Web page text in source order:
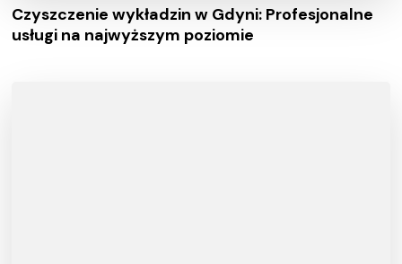
Czyszczenie wykładzin w Gdyni: Profesjonalne
usługi na najwyższym poziomie